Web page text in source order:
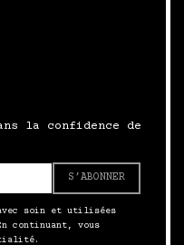
la confidence de
S’ABONNER
avec soin et utilisées
continuant, vous